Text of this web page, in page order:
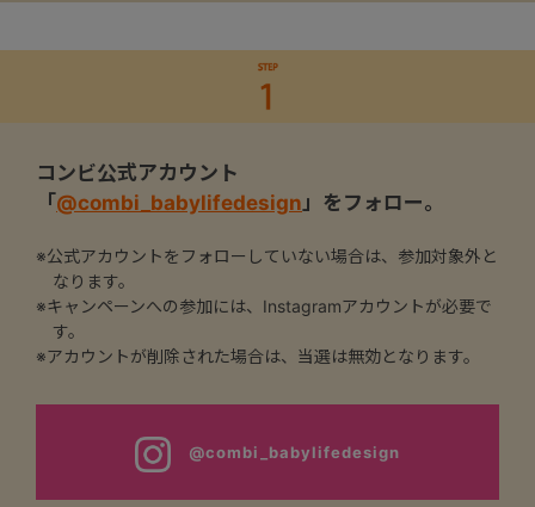
コンビ公式アカウント
「 @combi_babylifedesign」をフォロー。
※公式アカウントをフォローしていない場合は、参加対象外と
なります。
※キャンペーンへの参加には、Instagramアカウントが必要で
す。
※アカウントが削除された場合は、当選は無効となります。
@combi_babylifedesign